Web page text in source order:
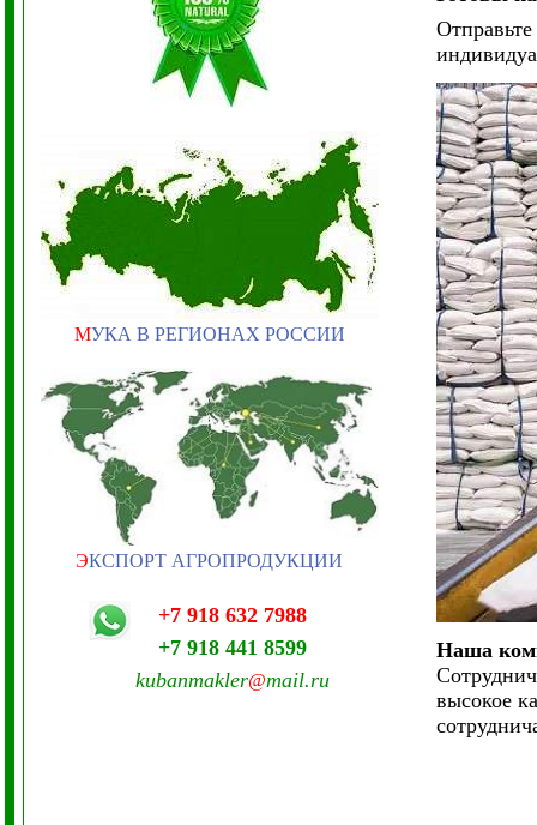
МУКА В РЕГИОНАХ РОССИИ
ЭКСПОРТ АГРОПРОДУКЦИИ
+7 918 632 7988
+7 918 441 8599
kubanmakler@mail.ru
Наша
высокое